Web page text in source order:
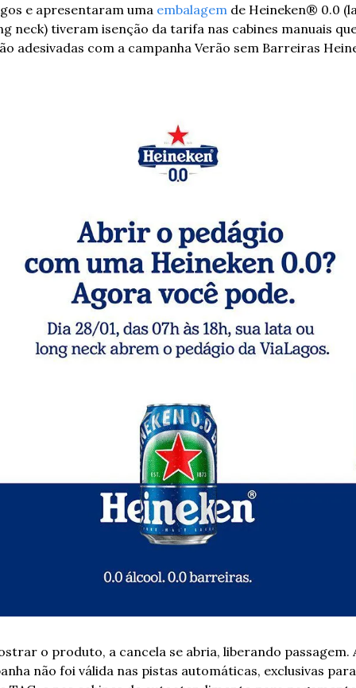
e apresentaram uma embalagem de Heineken® 0.0
neck) tiveram isenção da tarifa nas cabines manuais
adesivadas com a campanha Verão sem Barreiras
o produto, a cancela se abria, liberando passagem.
não foi válida nas pistas automáticas, exclusivas